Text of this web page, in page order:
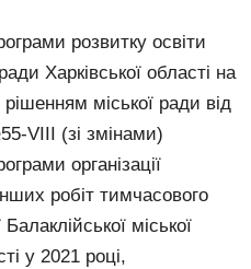
розвитку освіти
Харківської області на
міської ради від
VIII (зі змінами)
організації
робіт тимчасового
міської
у 2021 році,